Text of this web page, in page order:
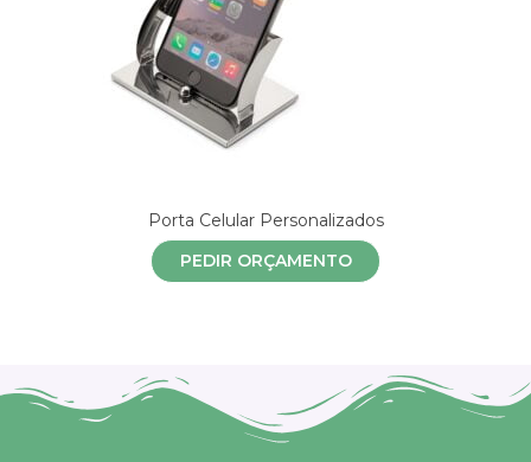
Porta Celular Personalizados
PEDIR ORÇAMENTO